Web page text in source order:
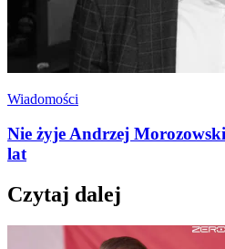
Wiadomości
Nie żyje Andrzej
lat
Czytaj dalej